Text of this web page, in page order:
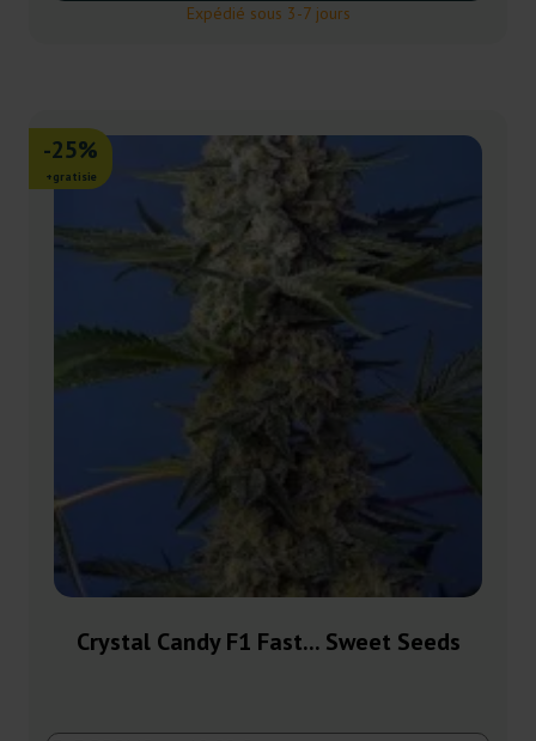
Expédié sous 3-7 jours
-25%
+gratisie
Crystal Candy F1 Fast... Sweet Seeds